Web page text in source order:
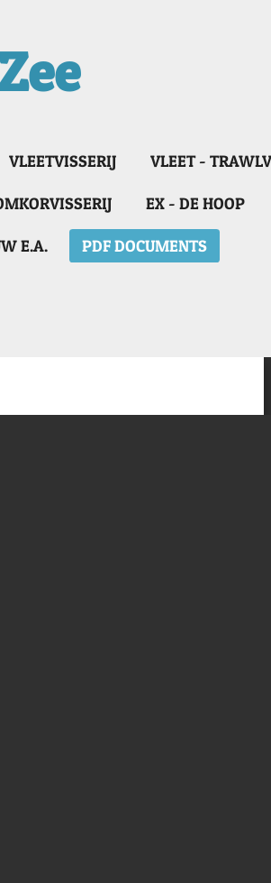
VLEETVISSERIJ VLEET -
EX - DE HOOP
E.A. PDF DOCUMENTS